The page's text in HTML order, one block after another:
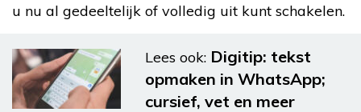
u nu al gedeeltelijk of volledig uit kunt schakelen.
Lees ook: Digitip: tekst
opmaken in WhatsApp;
cursief, vet en meer